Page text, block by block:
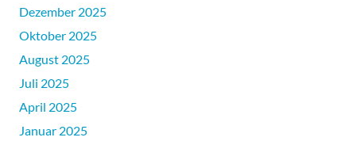
Dezember 2025
Oktober 2025
August 2025
Juli 2025
April 2025
Januar 2025